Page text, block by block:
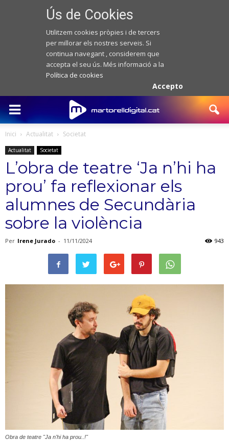
Ús de Cookies
Utilitzem cookies pròpies i de tercers
per millorar els nostres serveis. Si
continua navegant , considerem que
accepta el seu ús. Més informació a la
Política de cookies
Accepto
Inici Actualitat Societat
Actualitat Societat
L’obra de teatre ‘Ja n’hi ha
prou’ fa reflexionar els
alumnes de Secundària
sobre la violència
Per Irene Jurado - 11/11/2024 943
Obra de teatre "Ja n'hi ha prou..!"